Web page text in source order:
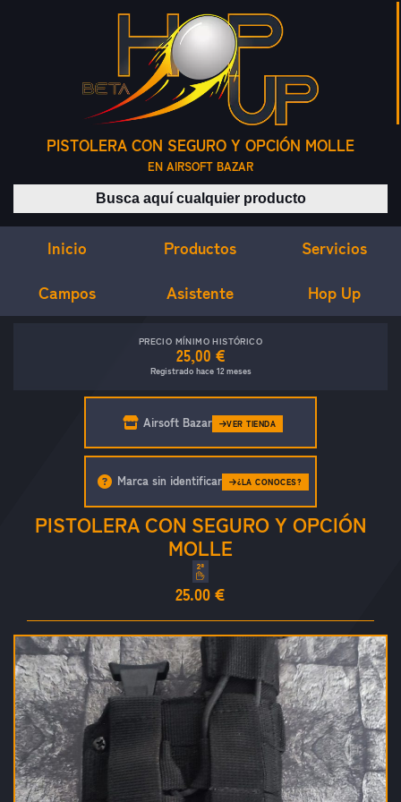
PISTOLERA CON SEGURO Y OPCIÓN MOLLE
EN AIRSOFT BAZAR
Buscar productos
Inicio Productos Servicios
Campos Asistente Hop Up
PRECIO MÍNIMO HISTÓRICO
25,00 €
Registrado hace 12 meses
Airsoft Bazar VER TIENDA
PISTOLERA CON SEGURO Y OPCIÓN
MOLLE
25.00 €
Marca sin identificar ¿LA CONOCES?